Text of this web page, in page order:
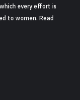
every effort is
to women. Read